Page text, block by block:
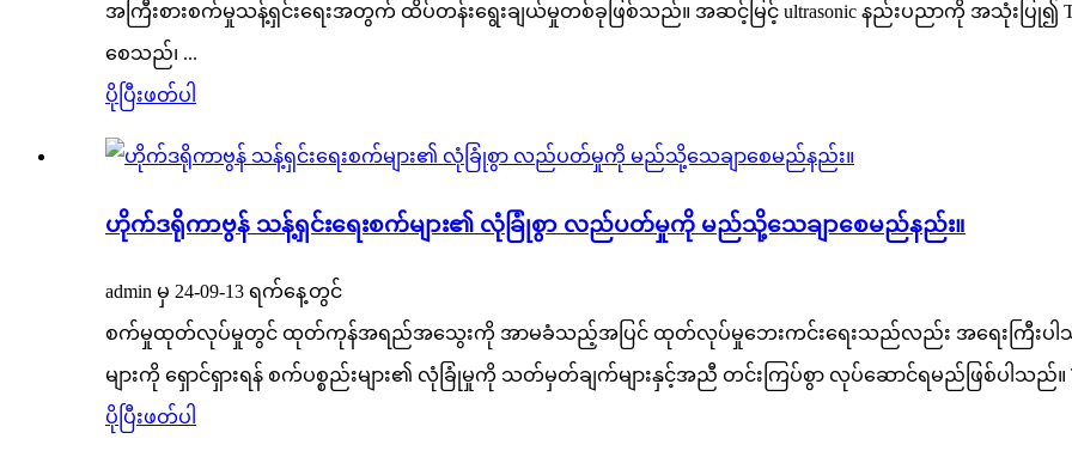
အကြီးစားစက်မှုသန့်ရှင်းရေးအတွက် ထိပ်တန်းရွေးချယ်မှုတစ်ခုဖြစ်သည်။ အဆင့်မြင့် ultrasonic နည်းပညာကို အသုံးပြု
စေသည်၊ ...
ပိုပြီးဖတ်ပါ
ဟိုက်ဒရိုကာဗွန် သန့်ရှင်းရေးစက်များ၏ လုံခြုံစွာ လည်ပတ်မှုကို မည်သို့သေချာစေမည်နည်း။
admin မှ 24-09-13 ရက်နေ့တွင်
စက်မှုထုတ်လုပ်မှုတွင် ထုတ်ကုန်အရည်အသွေးကို အာမခံသည့်အပြင် ထုတ်လုပ်မှုဘေးကင်းရေးသည်လည်း အရေးကြီးပါ
များကို ရှောင်ရှားရန် စက်ပစ္စည်းများ၏ လုံခြုံမှုကို သတ်မှတ်ချက်များနှင့်အညီ တင်းကြပ်စွာ လုပ်ဆောင်ရမည်ဖြစ်ပါသည်။
ပိုပြီးဖတ်ပါ